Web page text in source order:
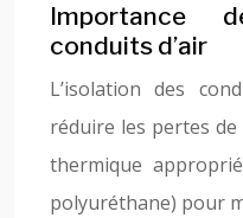
Importance
conduits d’air
L’isolation des
réduire les pertes
thermique
polyuréthane) pour